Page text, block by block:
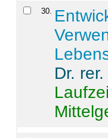
30.
Dr.